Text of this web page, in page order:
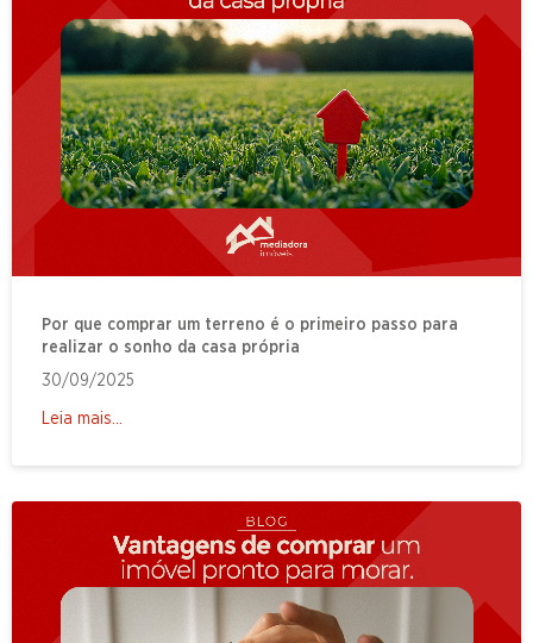
Por que comprar um terreno é o primeiro passo para
realizar o sonho da casa própria
30/09/2025
Leia mais...